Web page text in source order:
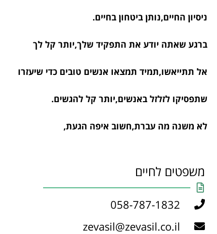
ניסיון החיים,נותן ביטחון בחיים.
ברגע שאתה יודע את התפקיד שלך,יותר קל לך
אל תתייאשו,תמיד תמצאו אנשים טובים כדי שיעזרו
שתפסיקו לזלזל באנשים,יותר קל להגשים.
לא משנה מה עברת,חשוב איפה הגעת,
משפטים לחיים
058-787-1832
zevasil@zevasil.co.il